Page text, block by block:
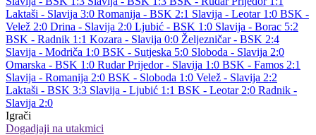
Laktaši - Slavija 3:0 Romanija - BSK 2:1 Slavija - Leotar 1:0 BSK -
Velež 2:0 Drina - Slavija 2:0 Ljubić - BSK 1:0 Slavija - Borac 5:2
BSK - Radnik 1:1 Kozara - Slavija 0:0 Željezničar - BSK 2:4
Slavija - Modriča 1:0 BSK - Sutjeska 5:0 Sloboda - Slavija 2:0
Omarska - BSK 1:0 Rudar Prijedor - Slavija 1:0 BSK - Famos 2:1
Slavija - Romanija 2:0 BSK - Sloboda 1:0 Velež - Slavija 2:2
Laktaši - BSK 3:3 Slavija - Ljubić 1:1 BSK - Leotar 2:0 Radnik -
Slavija 2:0
Igrači
Dogadjaji na utakmici